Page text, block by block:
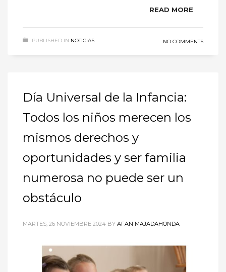
READ MORE
PUBLISHED IN NOTICIAS NO COMMENTS
Día Universal de la Infancia:
Todos los niños merecen los
mismos derechos y
oportunidades y ser familia
numerosa no puede ser un
obstáculo
MARTES, 26 NOVIEMBRE 2024 BY AFAN MAJADAHONDA